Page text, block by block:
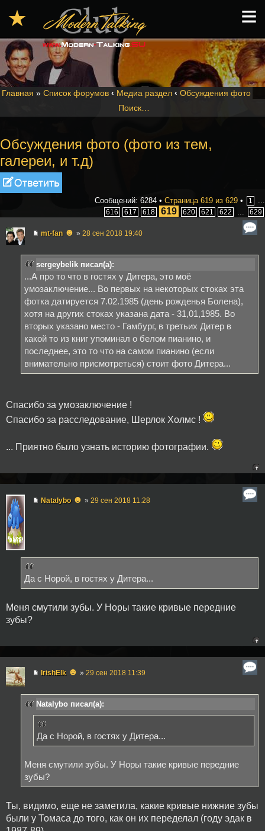
Главная » Список форумов ‹ Медиа раздел ‹ Обсуждения фото
Поиск…
Обсуждения фото (фото из тем,
галереи, и т.д)
Ответить
Сообщений: 6284 • Страница 619 из 629 • 1
616 617 618 619 620 621 622 629
mt-fan ☻ » 28 сен 2018 19:40
sergeybelik писал(а):
...А про то что в гостях у Дитера, это моё
умозаключение... Во первых на некоторых стоках эта
фотка датируется 7.02.1985 (день рожденья Болена),
хотя на других стоках указана дата - 31,01,1985. Во
вторых указано место - Гамбург, в третьих Дитер в
какой то из книг упоминал о белом пианино, и
последнее, это то что на самом пианино (если
внимательно присмотреться) стоит фото Дитера...
Спасибо за умозаключение !
Спасибо за расследование, Шерлок Холмс !
... Приятно было узнать историю фотографии.
Natalybo ☻ » 29 сен 2018 11:28
Да с Норой, в гостях у Дитера...
Меня смутили зубы. У Норы такие кривые передние
зубы?
IrishElk ☻ » 29 сен 2018 11:39
Natalybo писал(а):
Да с Норой, в гостях у Дитера...
Меня смутили зубы. У Норы такие кривые передние
зубы?
Ты, видимо, еще не заметила, какие кривые нижние зубы
были у Томаса до того, как он их переделал (году эдак в
★ ≡